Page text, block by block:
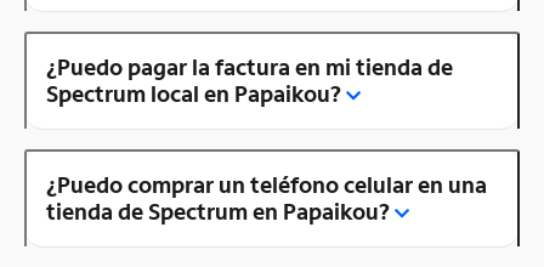
¿Puedo pagar la factura en mi tienda de
Spectrum local en Papaikou?
¿Puedo comprar un teléfono celular en una
tienda de Spectrum en Papaikou?